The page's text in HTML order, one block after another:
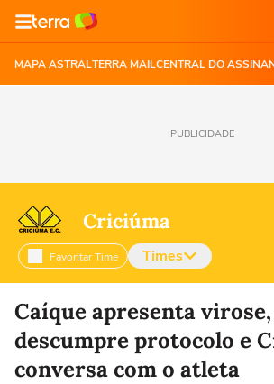
MAPA ASTRALTERRA MAILCENTRAL DO
PUBLICIDADE
Criciúma
Favoritar Time Times
Selecione o time para ver as notícias
Caíque apresenta virose,
descumpre protocolo e
conversa com o atleta